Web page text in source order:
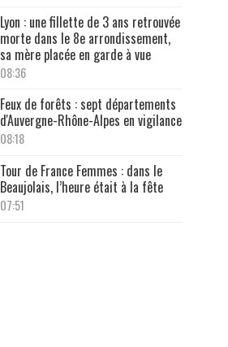
Lyon : une fillette de 3 ans retrouvée
morte dans le 8e arrondissement,
sa mère placée en garde à vue
08:36
Feux de forêts : sept départements
d'Auvergne-Rhône-Alpes en vigilance
08:18
Tour de France Femmes : dans le
Beaujolais, l’heure était à la fête
07:51